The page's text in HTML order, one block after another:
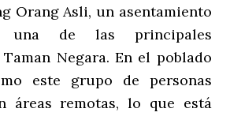
Orang Asli, un asentamiento
una de las principales
Negara. En el poblado
este grupo de personas
áreas remotas, lo que está